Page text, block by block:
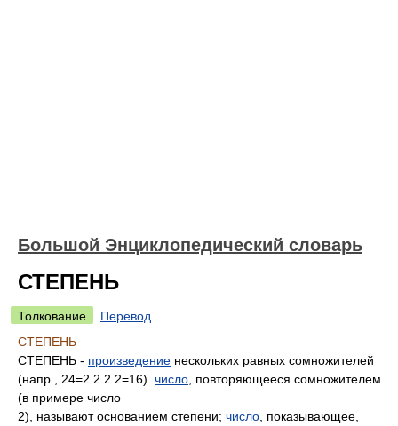
Большой Энциклопедический словарь
СТЕПЕНЬ
Толкование
Перевод
СТЕПЕНЬ
СТЕПЕНЬ - произведение нескольких равных сомножителей
(напр., 24=2.2.2.2=16). число , повторяющееся сомножителем
(в примере число
2), называют основанием степени; число , показывающее,